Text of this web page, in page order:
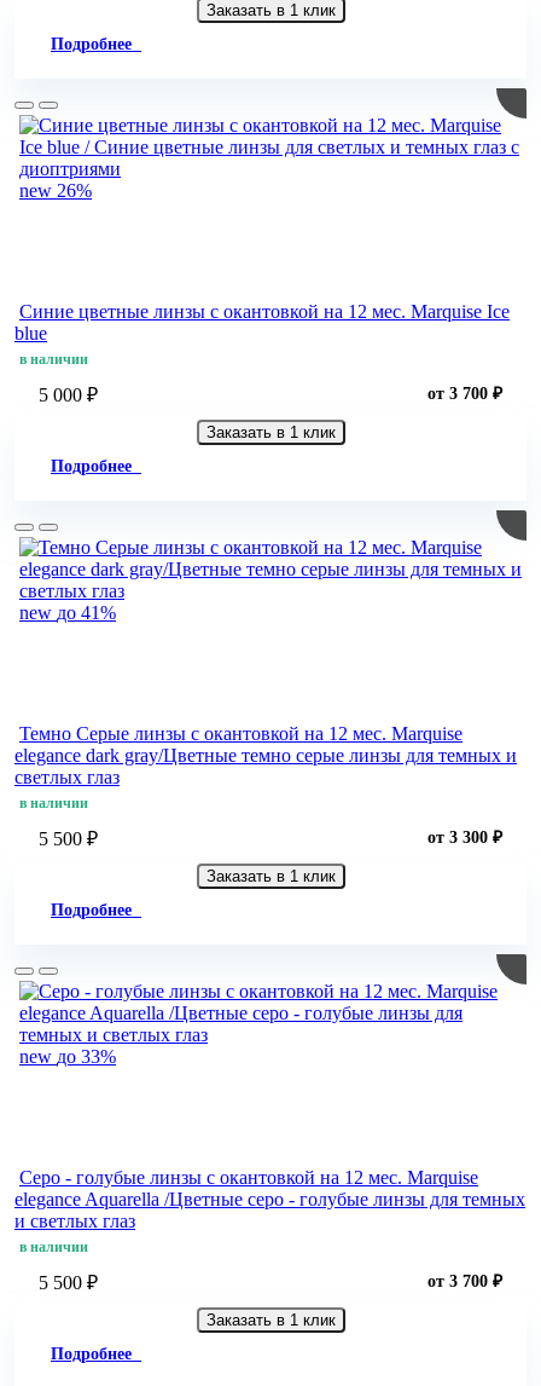
Заказать в 1 клик
Подробнее
new 26%
Синие цветные линзы c окантовкой на 12 мес. Marquise Ice
blue
в наличии
5 000 ₽ от 3 700 ₽
Заказать в 1 клик
Подробнее
new до 41%
Темно Серые линзы c окантовкой на 12 мес. Marquise
elegance dark gray/Цветные темно серые линзы для темных и
светлых глаз
в наличии
5 500 ₽ от 3 300 ₽
Заказать в 1 клик
Подробнее
new до 33%
Серо - голубые линзы c окантовкой на 12 мес. Marquise
elegance Aquarella /Цветные серо - голубые линзы для темных
и светлых глаз
в наличии
5 500 ₽ от 3 700 ₽
Заказать в 1 клик
Подробнее